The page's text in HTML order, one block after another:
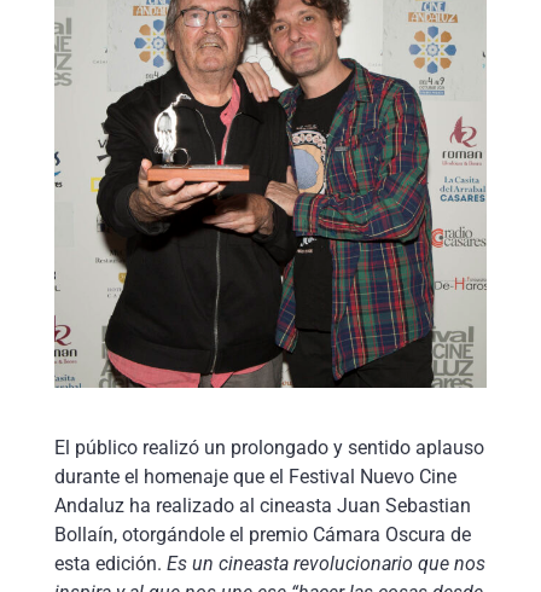
El público realizó un prolongado y sentido aplauso
durante el homenaje que el Festival Nuevo Cine
Andaluz ha realizado al cineasta Juan Sebastian
Bollaín, otorgándole el premio Cámara Oscura de
esta edición. Es un cineasta revolucionario que nos